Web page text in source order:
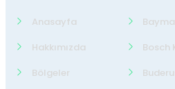
Anasayfa
Hakkımızda
Bölgeler
Bosch